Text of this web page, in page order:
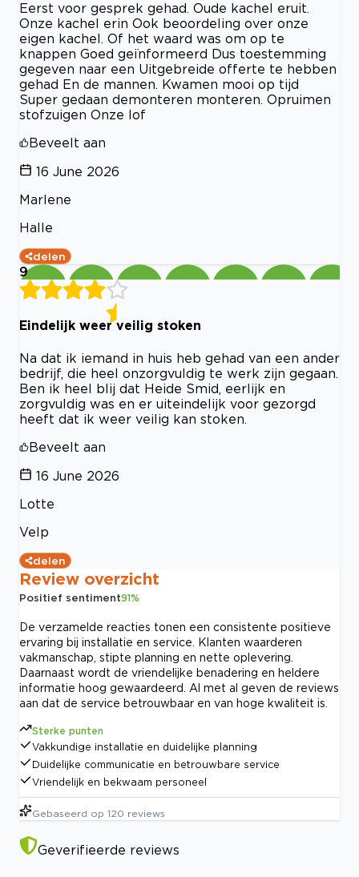
Eerst voor gesprek gehad. Oude kachel eruit.
Onze kachel erin Ook beoordeling over onze
eigen kachel. Of het waard was om op te
knappen Goed geïnformeerd Dus toestemming
gegeven naar een Uitgebreide offerte te hebben
gehad En de mannen. Kwamen mooi op tijd
Super gedaan demonteren monteren. Opruimen
stofzuigen Onze lof
Beveelt aan
16 June 2026
Marlene
Halle
delen
9
Eindelijk weer veilig stoken
Na dat ik iemand in huis heb gehad van een ander
bedrijf, die heel onzorgvuldig te werk zijn gegaan.
Ben ik heel blij dat Heide Smid, eerlijk en
zorgvuldig was en er uiteindelijk voor gezorgd
heeft dat ik weer veilig kan stoken.
Beveelt aan
16 June 2026
Lotte
Velp
delen
Review overzicht
Positief sentiment91%
De verzamelde reacties tonen een consistente positieve
ervaring bij installatie en service. Klanten waarderen
vakmanschap, stipte planning en nette oplevering.
Daarnaast wordt de vriendelijke benadering en heldere
informatie hoog gewaardeerd. Al met al geven de reviews
aan dat de service betrouwbaar en van hoge kwaliteit is.
Sterke punten
Vakkundige installatie en duidelijke planning
Duidelijke communicatie en betrouwbare service
Vriendelijk en bekwaam personeel
Gebaseerd op 120 reviews
Geverifieerde reviews